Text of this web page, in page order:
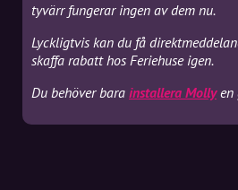
tyvärr fungerar ingen av dem nu.
Lyckligtvis kan du få
skaffa rabatt hos Feriehuse igen.
Du behöver bara installera Mollyen